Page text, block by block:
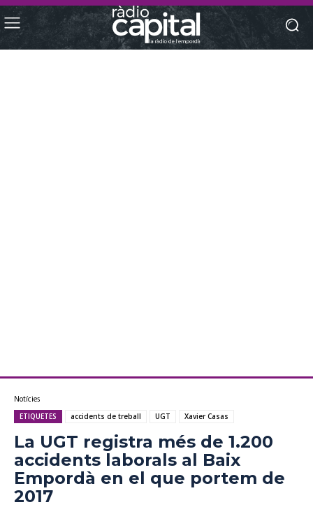
Notícies
ETIQUETES accidents de treball UGT Xavier Casas
La UGT registra més de 1.200
accidents laborals al Baix
Empordà en el que portem de
2017